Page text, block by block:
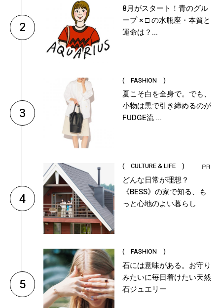
2
8月がスタート！青のグル
ープ × □ の水瓶座・本質と
運命は？...
3
( FASHION )
夏こそ白を全身で。でも、
小物は黒で引き締めるのが
FUDGE流 ...
4
( CULTURE & LIFE )
どんな日常が理想？
《BESS》の家で知る、も
っと心地のよい暮らし
5
( FASHION )
石には意味がある。お守り
みたいに毎日着けたい天然
石ジュエリー